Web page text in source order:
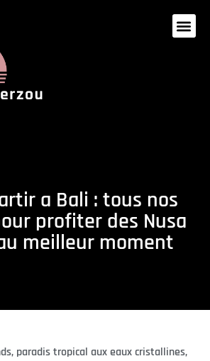
a Bali : tous nos
profiter des Nusa
meilleur moment
paradis tropical aux eaux cristallines,